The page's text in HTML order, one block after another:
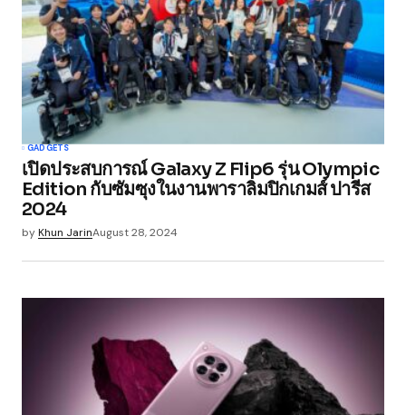
Comment*
Your Name*
Your E-mail*
Save my name, email, and website in this
browser for the next time I comment.
Submit Comment
GADGETS
เปิดประสบการณ์ Galaxy Z Flip6 รุ่น Olympic
Edition กับซัมซุงในงานพาราลิมปิกเกมส์ ปารีส
2024
byKhun JarinAugust 28, 2024